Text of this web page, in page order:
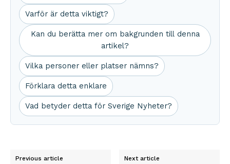
Varför är detta viktigt?
Kan du berätta mer om bakgrunden till denna
artikel?
Vilka personer eller platser nämns?
Förklara detta enklare
Vad betyder detta för Sverige Nyheter?
Previous article Next article